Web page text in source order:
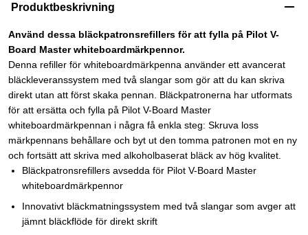
Produktbeskrivning
Använd dessa bläckpatronsrefillers för att fylla på Pilot V-
Board Master whiteboardmärkpennor.
Denna refiller för whiteboardmärkpenna använder ett avancerat
bläckleveranssystem med två slangar som gör att du kan skriva
direkt utan att först skaka pennan. Bläckpatronerna har utformats
för att ersätta och fylla på Pilot V-Board Master
whiteboardmärkpennan i några få enkla steg: Skruva loss
märkpennans behållare och byt ut den tomma patronen mot en ny
och fortsätt att skriva med alkoholbaserat bläck av hög kvalitet.
Bläckpatronsrefillers avsedda för Pilot V-Board Master
whiteboardmärkpennor
Innovativt bläckmatningssystem med två slangar som avger att
jämnt bläckflöde för direkt skrift